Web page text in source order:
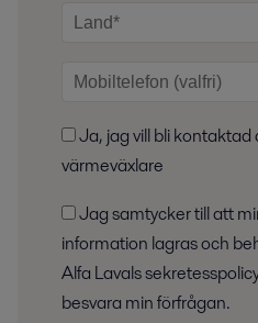
värmeväxlare
information lagras och
Alfa Lavals
besvara min förfrågan.